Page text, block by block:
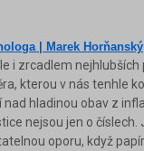
| Marek Horňanský
i zrcadlem
kterou v nás tenhle
hladinou obav z
nejsou jen o
oporu, když